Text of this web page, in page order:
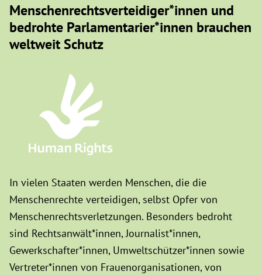
Menschenrechtsverteidiger*innen und
bedrohte Parlamentarier*innen brauchen
weltweit Schutz
In vielen Staaten werden Menschen, die die
Menschenrechte verteidigen, selbst Opfer von
Menschenrechtsverletzungen. Besonders bedroht
sind Rechtsanwält*innen, Journalist*innen,
Gewerkschafter*innen, Umweltschützer*innen sowie
Vertreter*innen von Frauenorganisationen, von